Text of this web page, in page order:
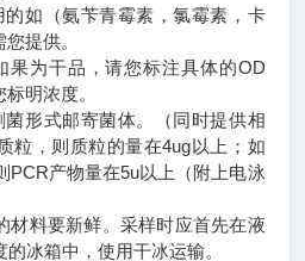
如（氨苄青霉素，氯霉素，卡
提供。
果为干品，请您标注具体的OD
明浓度。
形式邮寄菌体。（同时提供相
粒，则质粒的量在4ug以上；如
PCR产物量在5u以上（附上电泳
材料要新鲜。采样时应首先在液
冰箱中，使用干冰运输。